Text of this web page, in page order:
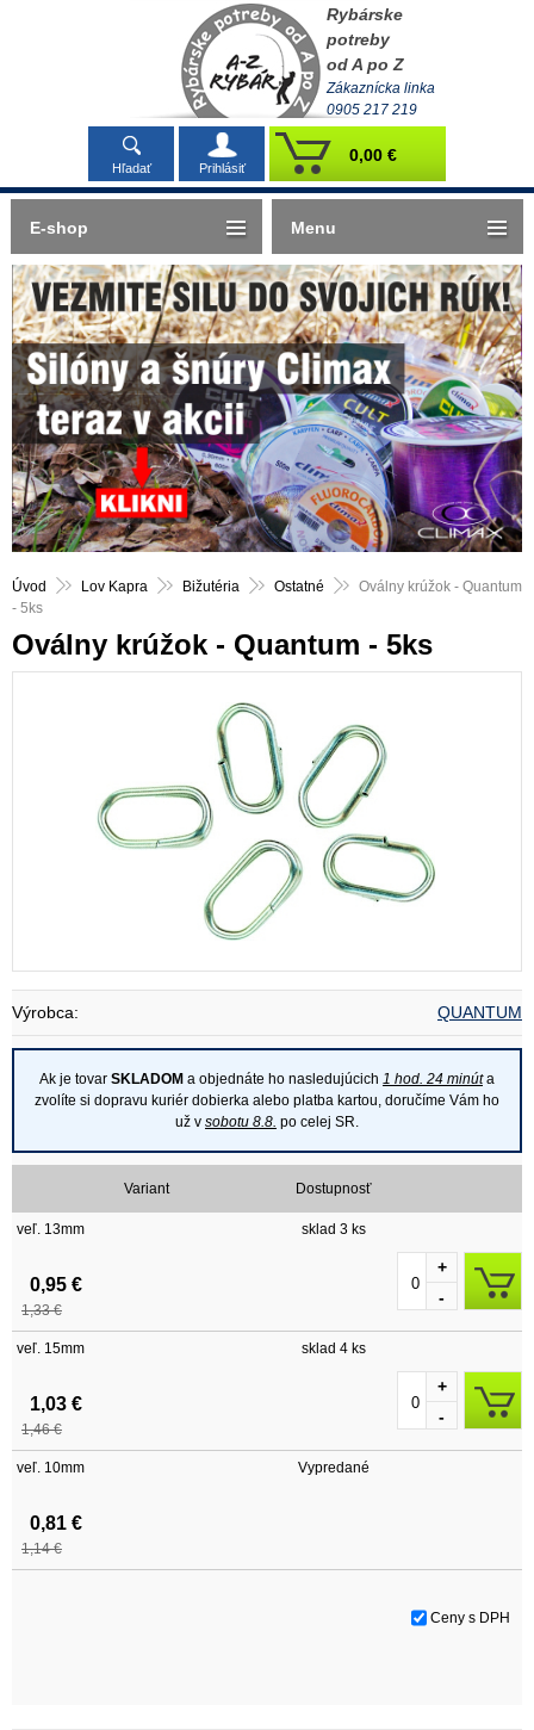
Rybárske
potreby
od A po Z
Zákaznícka linka
0905 217 219
Hľadať Prihlásiť
0,00 €
Úvod Lov Kapra Bižutéria Ostatné
Oválny krúžok - Quantum
- 5ks
Oválny krúžok - Quantum - 5ks
Výrobca: QUANTUM
Ak je tovar SKLADOM a objednáte ho nasledujúcich 1 hod. 24 minúta
zvolíte si dopravu kuriér dobierka alebo platba kartou, doručíme Vám ho
už v sobotu 8.8. po celej SR.
Variant Dostupnosť
veľ. 13mm sklad 3 ks
0,95 €
1,33 €
-
+
veľ. 15mm sklad 4 ks
1,03 €
1,46 €
-
+
veľ. 10mm Vypredané
0,81 €
1,14 €
Ceny s DPH
E-shop Menu